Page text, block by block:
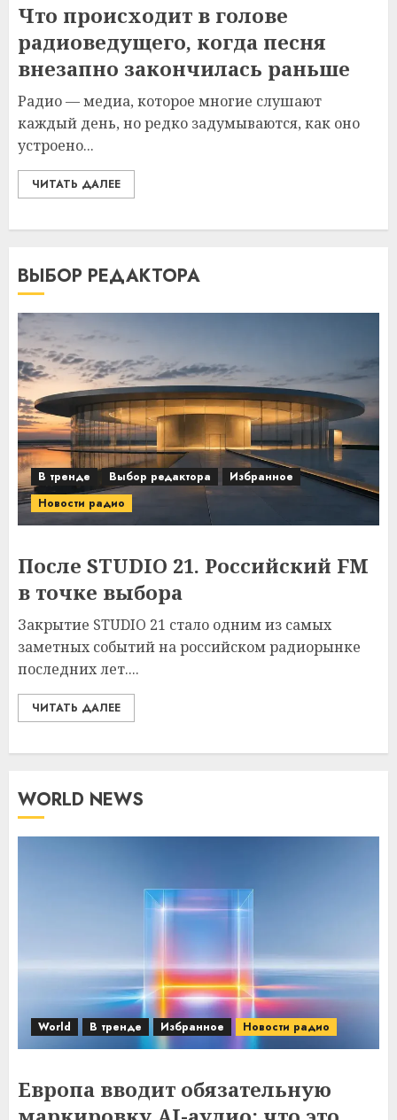
Что происходит в голове
радиоведущего, когда песня
внезапно закончилась раньше
Радио — медиа, которое многие слушают
каждый день, но редко задумываются, как оно
устроено...
ЧИТАТЬ ДАЛЕЕ
ВЫБОР РЕДАКТОРА
В тренде Выбор редактора
Избранное
Новости радио
После STUDIO 21. Российский FM
в точке выбора
Закрытие STUDIO 21 стало одним из самых
заметных событий на российском радиорынке
последних лет....
ЧИТАТЬ ДАЛЕЕ
WORLD NEWS
World В тренде Избранное Новости радио
Европа вводит обязательную